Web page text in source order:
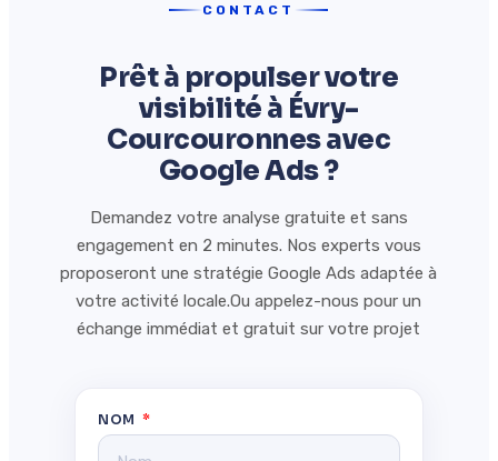
CONTACT
Prêt à propulser votre
visibilité à Évry-
Courcouronnes avec
Google Ads ?
Demandez votre analyse gratuite et sans
engagement en 2 minutes. Nos experts vous
proposeront une stratégie Google Ads adaptée à
votre activité locale.Ou appelez-nous pour un
échange immédiat et gratuit sur votre projet
NOM